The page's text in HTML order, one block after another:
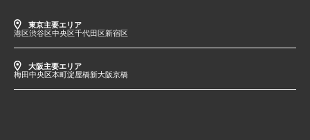
東京主要エリア
港区渋谷区中央区千代田区新宿区
大阪主要エリア
梅田中央区本町淀屋橋新大阪京橋